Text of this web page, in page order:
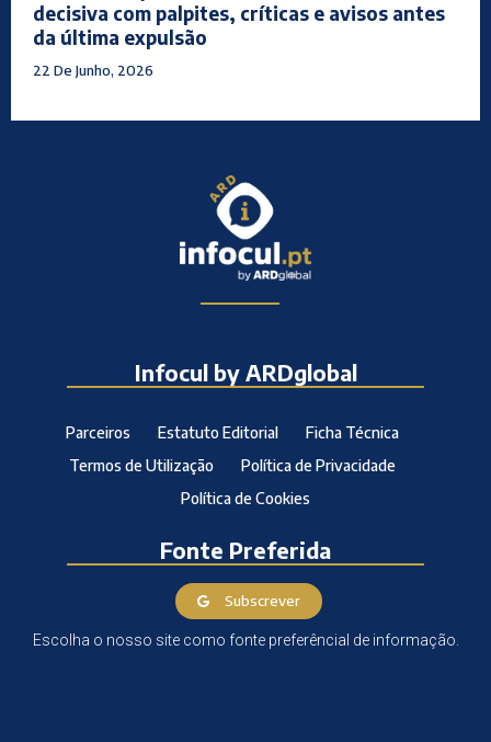
decisiva com palpites, críticas e avisos antes
da última expulsão
22 De Junho, 2026
Infocul by ARDglobal
Parceiros Estatuto Editorial
Ficha Técnica
Termos de Utilização
Política de Privacidade
Política de Cookies
Fonte Preferida
Subscrever
Escolha o nosso site como fonte preferêncial de informação.